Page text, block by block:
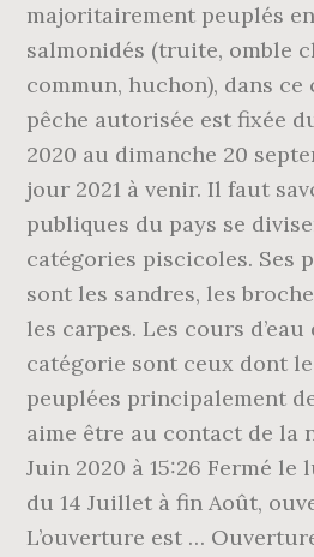
majoritairement peuplés
salmonidés (truite, omble
commun, huchon), dans ce
pêche autorisée est fixée
2020 au dimanche 20
jour 2021 à venir. Il faut
publiques du pays se
catégories piscicoles. Ses
sont les sandres, les
les carpes. Les cours
catégorie sont ceux dont
peuplées principalement
aime être au contact de la
Juin 2020 à 15:26 Fermé
du 14 Juillet à fin Août,
L’ouverture est …